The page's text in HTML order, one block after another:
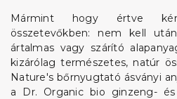
Mármint hogy értve
összetevőkben: nem kell
ártalmas vagy szárító
kizárólag természetes, natúr
Nature's bőrnyugtató ásványi
a Dr. Organic bio ginzeng-